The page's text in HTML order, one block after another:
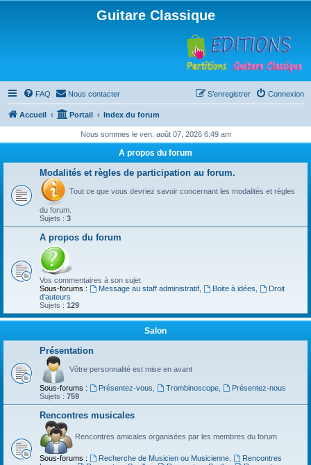
Guitare Classique
FAQ Nous contacter Connexion
S’enregistrer
Accueil Portail Index du forum
Nous sommes le ven. août 07, 2026 6:49 am
A propos du forum
Modalités et règles de participation au forum.
Tout ce que vous devriez savoir concernant les modalités et règles
du forum.
Sujets : 3
A propos du forum
Vos commentaires à son sujet
Sous-forums :
Message au staff administratif, Boite à idées
Droit
d'auteurs
Sujets : 129
Salon
Présentation
Vôtre personnalité est mise en avant
Sous-forums : Présentez-vous Trombinoscope,
Présentez-nous
Sujets : 759
Rencontres musicales
Rencontres amicales organisées par les membres du forum
Sous-forums : Recherche de Musicien ou Musicienne,
Rencontres